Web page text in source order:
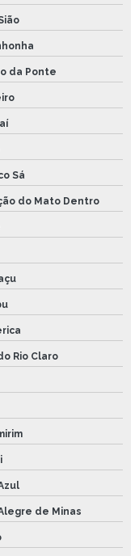
da Ponte
Sá
do Mato Dentro
Rio Claro
de Minas